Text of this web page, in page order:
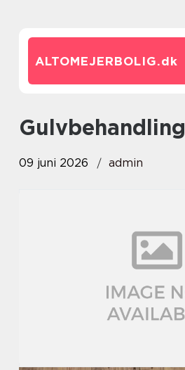
ALTOMEJERBOLIG.dk
gulvbehandling
09 juni 2026 admin